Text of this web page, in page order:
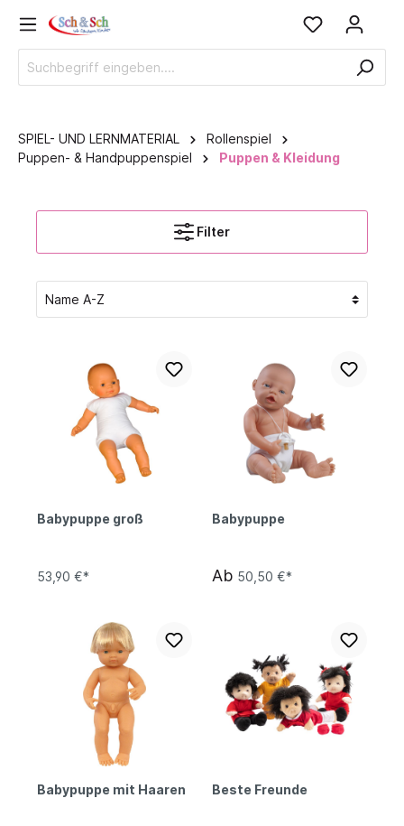
SPIEL- UND LERNMATERIAL
Rollenspiel
Puppen- & Handpuppenspiel
Puppen & Kleidung
Filter
Babypuppe groß
53,90 €*
Babypuppe
Ab 50,50 €*
Babypuppe mit Haaren Beste Freunde